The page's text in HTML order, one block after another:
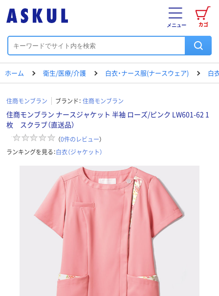
カゴ
メニュー
ホーム 衛生/医療/介護 白衣・ナース服(ナースウェア) 白
住商モンブラン ブランド： 住商モンブラン
住商モンブラン ナースジャケット 半袖 ローズ/ピンク LW601-62 1
枚 スクラブ（直送品）
（0件のレビュー）
ランキングを見る：白衣（ジャケット）